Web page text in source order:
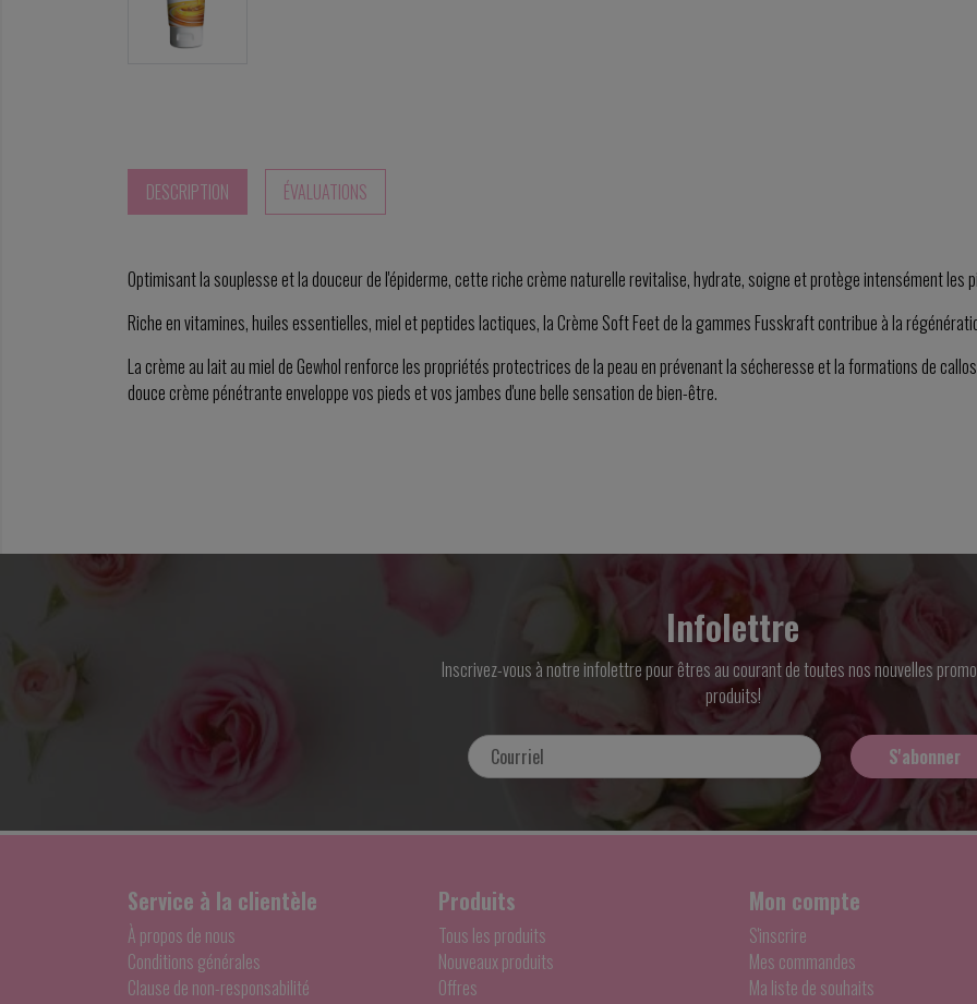
DESCRIPTION ÉVALUATIONS
Optimisant la souplesse et la douceur de l'épiderme, cette riche crème naturelle revitalise, hydrate, soigne et protège intensément les
Riche en vitamines, huiles essentielles, miel et peptides lactiques, la Crème Soft Feet de la gammes Fusskraft contribue à la
La crème au lait au miel de Gewhol renforce les propriétés protectrices de la peau en prévenant la sécheresse et la formations de
douce crème pénétrante enveloppe vos pieds et vos jambes d'une belle sensation de bien-être.
Infolettre
Inscrivez-vous à notre infolettre pour êtres au courant de toutes nos nouvelles
produits!
S'abonner
Service à la clientèle
À propos de nous
Conditions générales
Clause de non-responsabilité
Produits
Tous les produits
Nouveaux produits
Offres
Mon compte
S'inscrire
Mes commandes
Ma liste de souhaits